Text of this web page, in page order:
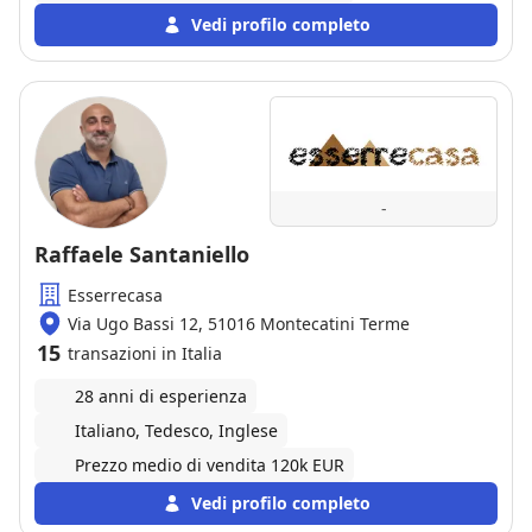
Vedi profilo completo
-
Raffaele Santaniello
Esserrecasa
Via Ugo Bassi 12, 51016 Montecatini Terme
15 transazioni in Italia
28 anni di esperienza
Italiano, Tedesco, Inglese
Prezzo medio di vendita 120k EUR
Vedi profilo completo